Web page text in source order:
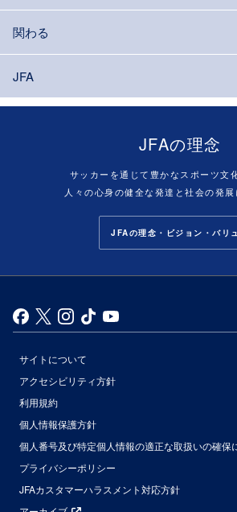
関わる
JFA
JFAの理念
サッカーを通じて豊かなスポーツ文
人々の心身の健全な発達と社会の発展
JFAの理念・ビジョン・バリ
サイトについて
アクセシビリティ方針
利用規約
個人情報保護方針
個人番号及び特定個人情報の適正な取扱いの確保
プライバシーポリシー
JFAカスタマーハラスメント対応方針